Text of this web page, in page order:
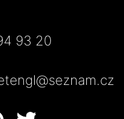
93 20